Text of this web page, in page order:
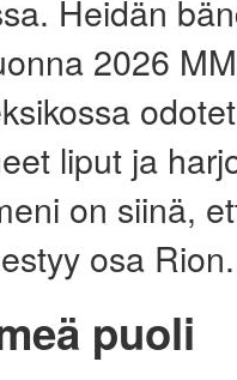
Heidän
2026
liput ja
on siinä,
osa Rion.
puoli